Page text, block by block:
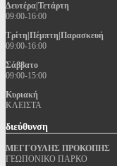
Δευτέρα|Τετάρτη
09:00-16:00
Τρίτη|Πέμπτη|Παρασκευή
09:00-16:00
Σάββατο
09:00-15:00
Κυριακή
ΚΛΕΙΣΤΑ
διεύθυνση
ΜΕΓΓΟΥΛΗΣ ΠΡΟΚΟΠΗΣ
ΓΕΩΠΟΝΙΚΟ ΠΑΡΚΟ